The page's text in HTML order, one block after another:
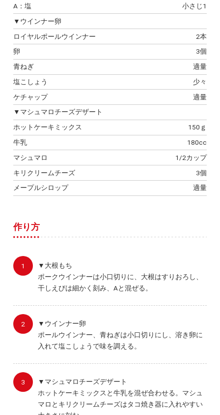
A：塩
小さじ1
▼ウインナー卵
ロイヤルポールウインナー
2本
卵
3個
青ねぎ
適量
塩こしょう
少々
ケチャップ
適量
▼マシュマロチーズデザート
ホットケーキミックス
150ｇ
牛乳
180cc
マシュマロ
1/2カップ
キリクリームチーズ
3個
メープルシロップ
適量
作り方
▼大根もち
ポークウインナーは小口切りに、大根はすりおろし、
干しえびは細かく刻み、Aと混ぜる。
▼ウインナー卵
ポールウインナー、青ねぎは小口切りにし、溶き卵に
入れて塩こしょうで味を調える。
▼マシュマロチーズデザート
ホットケーキミックスと牛乳を混ぜ合わせる。マシュ
マロとキリクリームチーズはタコ焼き器に入れやすい